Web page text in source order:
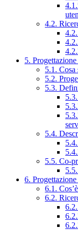
4.2.
5.
5.1.
5.2.
5.3.
5.4.
5.5. Co-
6.
6.1.
6.2.